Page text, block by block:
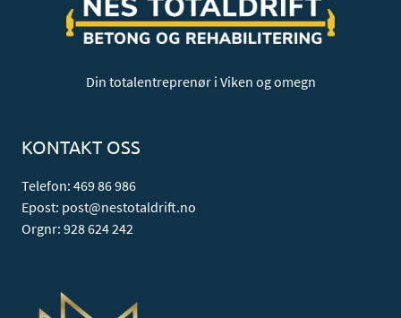
Din totalentreprenør i Viken og omegn
KONTAKT OSS
Telefon: 469 86 986
Epost: post@nestotaldrift.no
Orgnr: 928 624 242